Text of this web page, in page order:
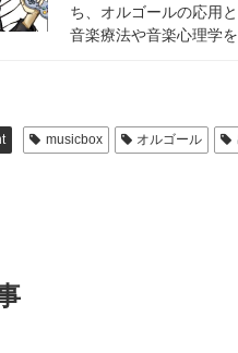
ち、オルゴールの応用
音楽療法や音楽心理学
musicbox オルゴール